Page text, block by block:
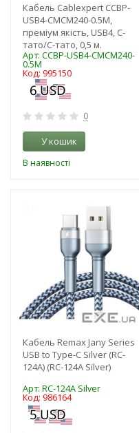
Кабель Cablexpert CCBP-
USB4-CMCM240-0.5M,
преміум якість, USB4, C-
тато/C-тато, 0,5 м.
Арт: CCBP-USB4-CMCM240-
0.5M
Код: 995150
0
У кошик
В наявності
Кабель Remax Jany Series
USB to Type-C Silver (RC-
124A) (RC-124A Silver)
Арт: RC-124A Silver
Код: 986164